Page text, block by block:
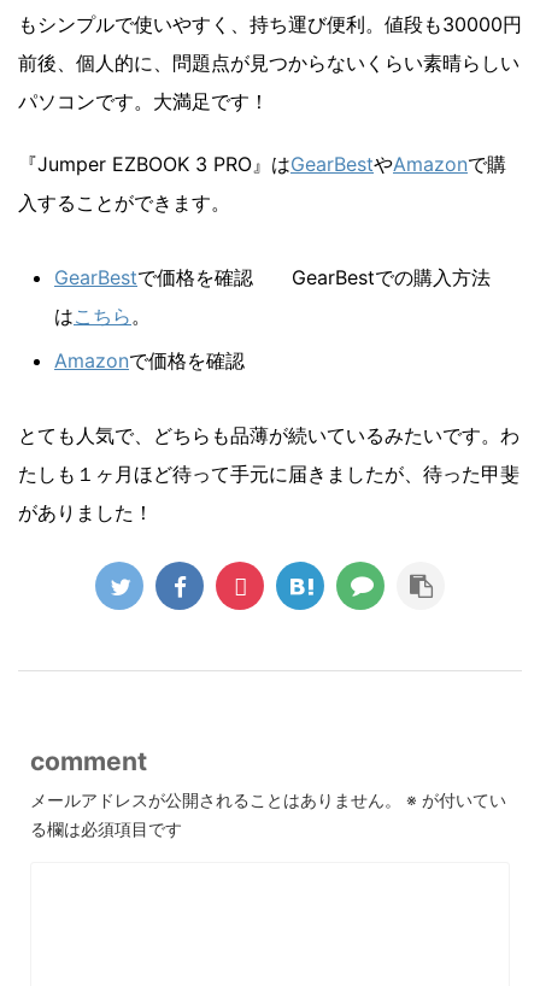
もシンプルで使いやすく、持ち運び便利。値段も30000円
前後、個人的に、問題点が見つからないくらい素晴らしい
パソコンです。大満足です！
『Jumper EZBOOK 3 PRO』はGearBestやAmazonで購
入することができます。
GearBestで価格を確認 GearBestでの購入方法
はこちら。
Amazonで価格を確認
とても人気で、どちらも品薄が続いているみたいです。わ
たしも１ヶ月ほど待って手元に届きましたが、待った甲斐
がありました！
comment
メールアドレスが公開されることはありません。 ※ が付いてい
る欄は必須項目です